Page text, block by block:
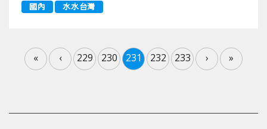
國內 水水台灣
« ‹ 229 230 231 232 233 › »